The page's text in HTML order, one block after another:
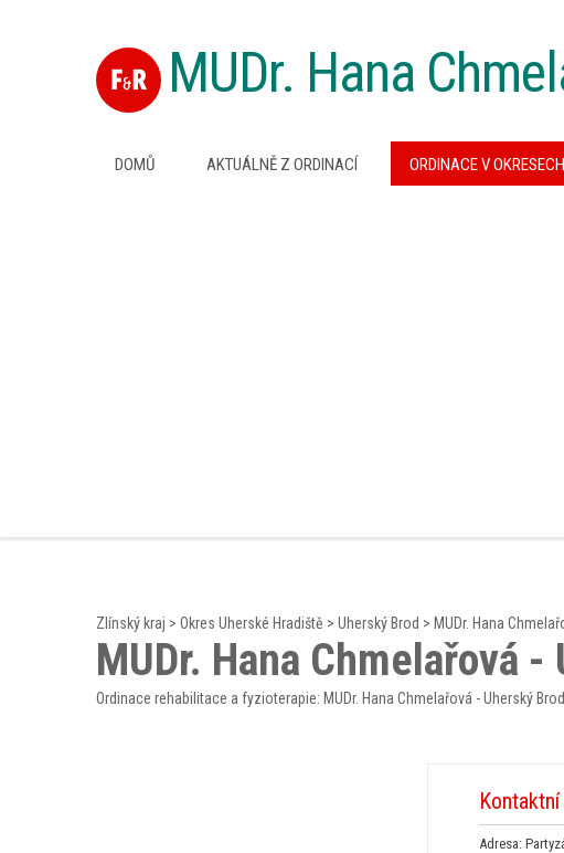
MUDr. Hana
DOMŮ AKTUÁLNĚ Z ORDINACÍ ORDINACE V OKRESECH
Zlínský kraj > Okres Uherské Hradiště > Uherský Brod > MUDr. Hana
MUDr. Hana Chmelařová -
Ordinace rehabilitace a fyzioterapie: MUDr. Hana Chmelařová - Uherský Brod
Adresa: